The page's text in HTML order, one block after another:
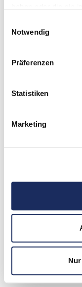
Sie unter:
Notwendig
Präferenzen
Statistiken
Marketing